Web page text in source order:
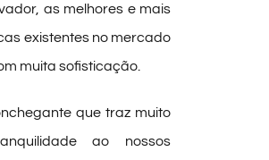
as melhores e mais
existentes no mercado
muita sofisticação.
que traz muito
ao nossos